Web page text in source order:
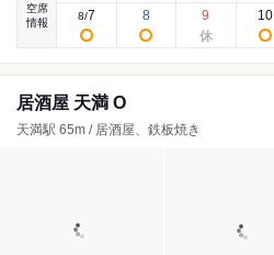
空席
情報
8/7 8 9 10
居酒屋 天満 O
天満駅 65m / 居酒屋、鉄板焼き